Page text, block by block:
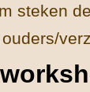
steken